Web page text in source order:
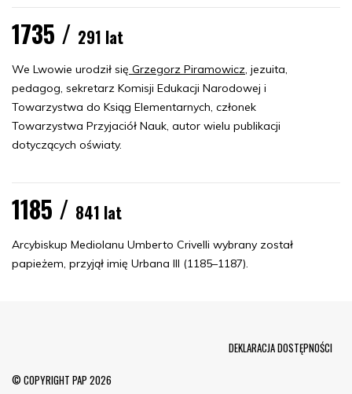
1735 / 291 lat
We Lwowie urodził się Grzegorz Piramowicz, jezuita,
pedagog, sekretarz Komisji Edukacji Narodowej i
Towarzystwa do Ksiąg Elementarnych, członek
Towarzystwa Przyjaciół Nauk, autor wielu publikacji
dotyczących oświaty.
1185 / 841 lat
Arcybiskup Mediolanu Umberto Crivelli wybrany został
papieżem, przyjął imię Urbana III (1185–1187).
© COPYRIGHT PAP 2026
DEKLARACJA DOSTĘPNOŚCI